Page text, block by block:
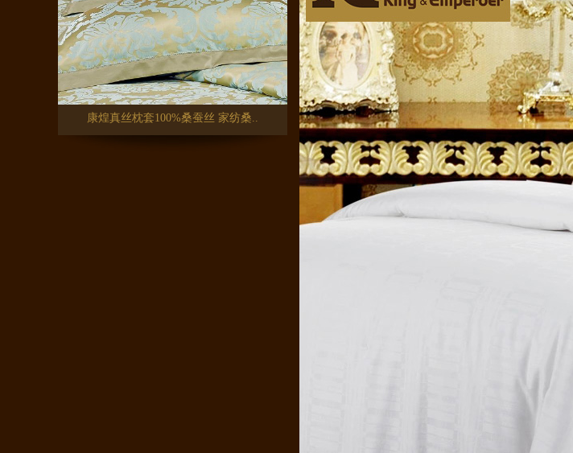
康煌真丝枕套100%桑蚕丝 家纺桑..